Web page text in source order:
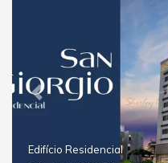
Previous
Edifício Residencial